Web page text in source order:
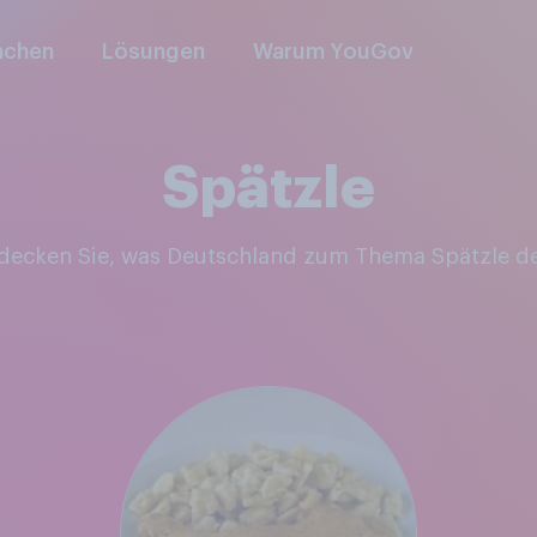
Lösungen Warum YouGov
Spätzle
Sie, was Deutschland zum Thema Spätzle